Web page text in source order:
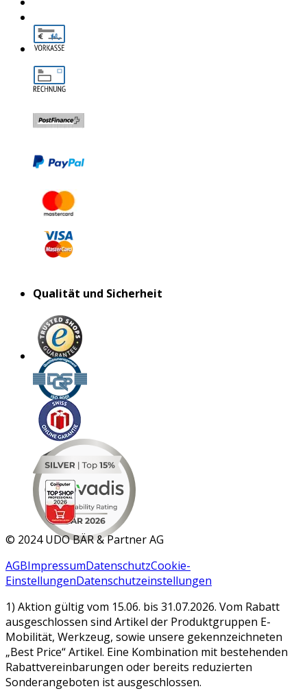
Qualität und Sicherheit
MAR 2026
© 2024 UDO BÄR & Partner AG
AGBImpressumDatenschutzCookie-
EinstellungenDatenschutzeinstellungen
1) Aktion gültig vom 15.06. bis 31.07.2026. Vom Rabatt
ausgeschlossen sind Artikel der Produktgruppen E-
Mobilität, Werkzeug, sowie unsere gekennzeichneten
„Best Price“ Artikel. Eine Kombination mit bestehenden
Rabattvereinbarungen oder bereits reduzierten
Sonderangeboten ist ausgeschlossen.